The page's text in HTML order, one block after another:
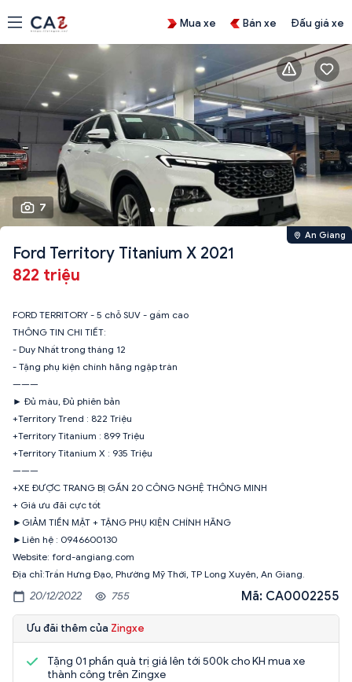
Mua xe Bán xe Đấu giá xe
7
An Giang
Ford Territory Titanium X 2021
822 triệu
FORD TERRITORY - 5 chỗ SUV - gầm cao
THÔNG TIN CHI TIẾT:
- Duy Nhất trong tháng 12
- Tặng phụ kiện chính hãng ngập tràn
———
► Đủ màu, Đủ phiên bản
+Territory Trend : 822 Triệu
+Territory Titanium : 899 Triệu
+Territory Titanium X : 935 Triệu
———
+XE ĐƯỢC TRANG BỊ GẦN 20 CÔNG NGHỆ THÔNG MINH
+ Giá ưu đãi cực tốt
►GIẢM TIỀN MẶT + TẶNG PHỤ KIỆN CHÍNH HÃNG
►Liên hệ : 0946600130
Website: ford-angiang.com
Địa chỉ:Trần Hưng Đạo, Phường Mỹ Thới, TP Long Xuyên, An Giang.
20/12/2022 755 Mã: CA0002255
Ưu đãi thêm của Zingxe
Tặng 01 phần quà trị giá lên tới 500k cho KH mua xe
thành công trên Zingxe